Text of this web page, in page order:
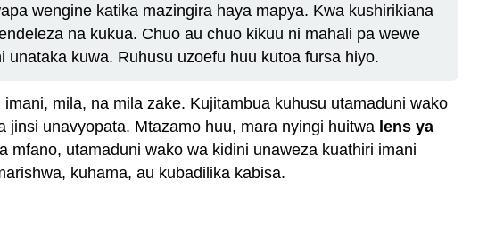
wengine katika mazingira haya mapya. Kwa kushirikiana
na kukua. Chuo au chuo kikuu ni mahali pa wewe
kuwa. Ruhusu uzoefu huu kutoa fursa hiyo.
mila, na mila zake. Kujitambua kuhusu utamaduni wako
unavyopata. Mtazamo huu, mara nyingi huitwa lens ya
utamaduni wako wa kidini unaweza kuathiri imani
kuhama, au kubadilika kabisa.